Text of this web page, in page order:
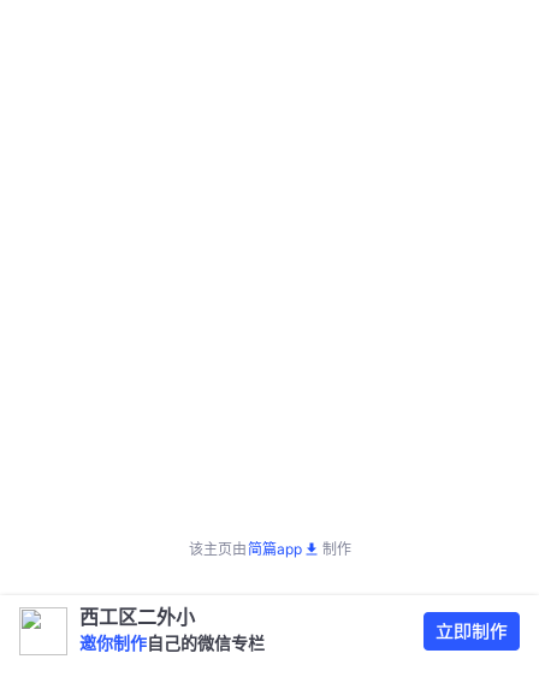
该主页由简篇app 制作
西工区二外小
邀你制作 自己的微信专栏